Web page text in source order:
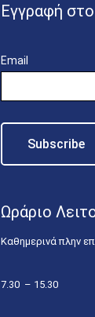
Εγγραφή
Email
Ωράριο
Καθημερινά πλην
7.30 – 15.30